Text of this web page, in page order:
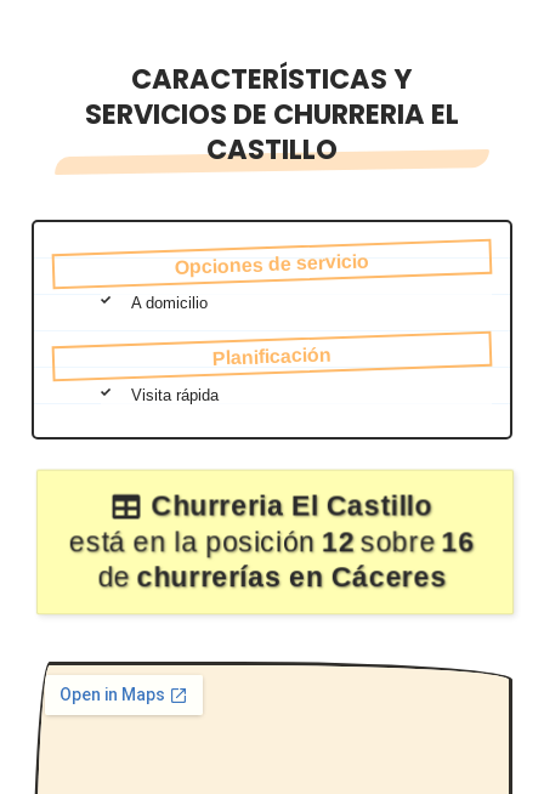
CARACTERÍSTICAS Y
SERVICIOS DE CHURRERIA EL
CASTILLO
Opciones de servicio
A domicilio
Planificación
Visita rápida
Churreria El Castillo
está en la posición 12sobre 16
de churrerías en Cáceres